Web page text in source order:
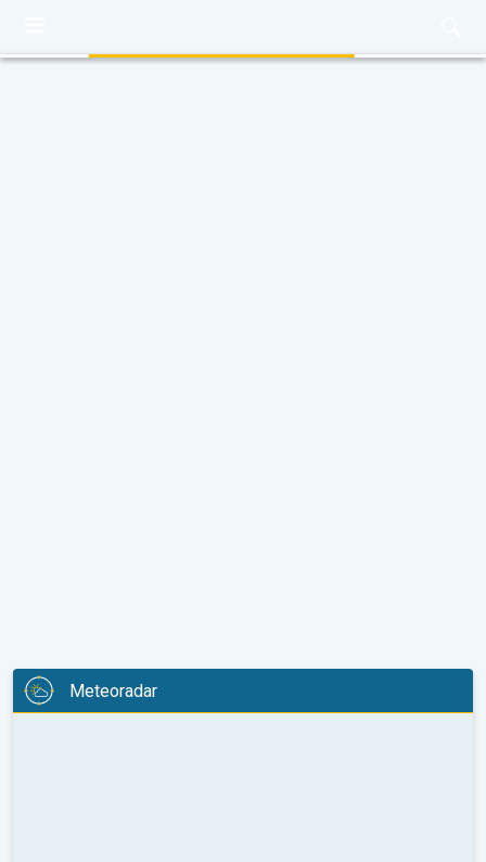
Meteoradar